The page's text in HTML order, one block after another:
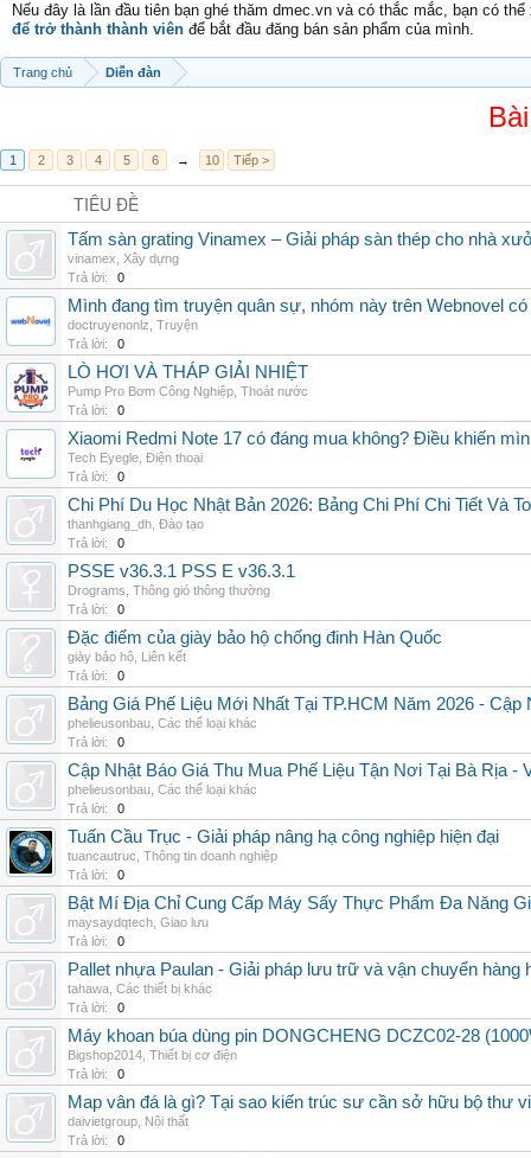
Nếu đây là lần đầu tiên bạn ghé thăm dmec.vn và có thắc mắc, bạn có
để trở thành thành viên để bắt đầu đăng bán sản phẩm của mình.
Trang chủ Diễn đàn
1 2 3 4 5 6 → 10 Tiếp >
TIÊU ĐỀ
Tấm sàn grating Vinamex – Giải pháp sàn thép cho nhà
vinamex
Xây dựng
Trả lời:
0
Mình đang tìm truyện quân sự, nhóm này trên Webnovel
doctruyenonlz Truyện
Trả lời:
0
LÒ HƠI VÀ THÁP GIẢI NHIỆT
Pump Pro Bơm Công Nghiệp Thoát nước
Trả lời:
0
Xiaomi Redmi Note 17 có đáng mua không? Điều khiến
Tech Eyegle Điện thoại
Trả lời:
0
Chi Phí Du Học Nhật Bản 2026: Bảng Chi Phí Chi Tiết Và
thanhgiang_dh Đào tạo
Trả lời:
0
PSSE v36.3.1 PSS E v36.3.1
Drograms Thông gió thông thường
Trả lời:
0
Đặc điểm của giày bảo hộ chống đinh Hàn Quốc
giày bảo hộ Liên kết
Trả lời:
0
Bảng Giá Phế Liệu Mới Nhất Tại TP.HCM Năm 2026 - Cập
phelieusonbau Các thể loại khác
Trả lời:
0
Cập Nhật Báo Giá Thu Mua Phế Liệu Tận Nơi Tại Bà Rịa -
phelieusonbau Các thể loại khác
Trả lời:
0
Tuấn Cầu Trục - Giải pháp nâng hạ công nghiệp hiện đại
tuancautruc Thông tin doanh nghiệp
Trả lời:
0
Bật Mí Địa Chỉ Cung Cấp Máy Sấy Thực Phẩm Đa Năng
maysaydqtech Giao lưu
Trả lời:
0
Pallet nhựa Paulan - Giải pháp lưu trữ và vận chuyển hàng
tahawa Các thiết bị khác
Trả lời:
0
Máy khoan búa dùng pin DONGCHENG DCZC02-28
Bigshop2014 Thiết bị cơ điện
Trả lời:
0
Map vân đá là gì? Tại sao kiến trúc sư cần sở hữu bộ thư
daivietgroup Nội thất
Trả lời:
0